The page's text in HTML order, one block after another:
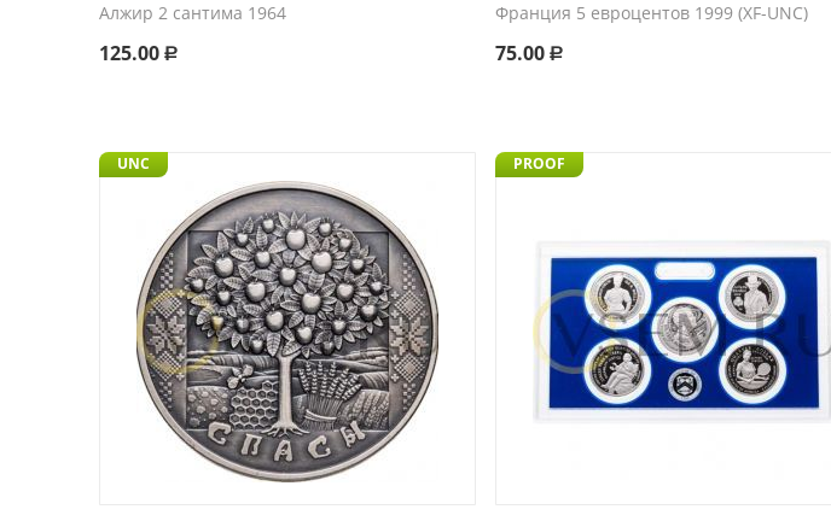
Алжир 2 сантима 1964
125.00 Р
Франция 5 евроцентов 1999 (XF-UNC)
75.00 Р
UNC PROOF